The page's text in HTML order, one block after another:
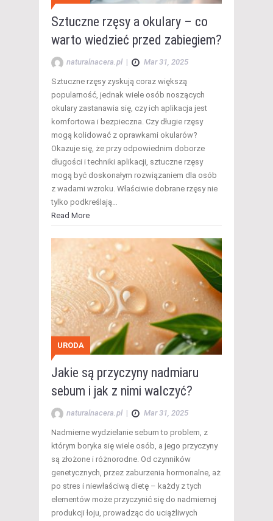
Sztuczne rzęsy a okulary – co
warto wiedzieć przed zabiegiem?
naturalnacera.pl | Mar 31, 2025
Sztuczne rzęsy zyskują coraz większą
popularność, jednak wiele osób noszących
okulary zastanawia się, czy ich aplikacja jest
komfortowa i bezpieczna. Czy długie rzęsy
mogą kolidować z oprawkami okularów?
Okazuje się, że przy odpowiednim doborze
długości i techniki aplikacji, sztuczne rzęsy
mogą być doskonałym rozwiązaniem dla osób
z wadami wzroku. Właściwie dobrane rzęsy nie
tylko podkreślają…
Read More
URODA
Jakie są przyczyny nadmiaru
sebum i jak z nimi walczyć?
naturalnacera.pl | Mar 31, 2025
Nadmierne wydzielanie sebum to problem, z
którym boryka się wiele osób, a jego przyczyny
są złożone i różnorodne. Od czynników
genetycznych, przez zaburzenia hormonalne, aż
po stres i niewłaściwą dietę – każdy z tych
elementów może przyczynić się do nadmiernej
produkcji łoju, prowadząc do uciążliwych